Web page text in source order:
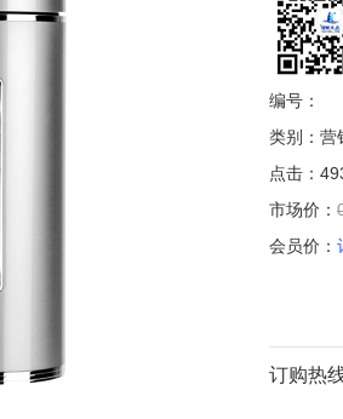
编号：
类别：营
点击：
市场价：
会员价：
订购热